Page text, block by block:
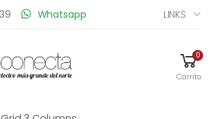
Whatsapp LINKS
menu
0
Carrito